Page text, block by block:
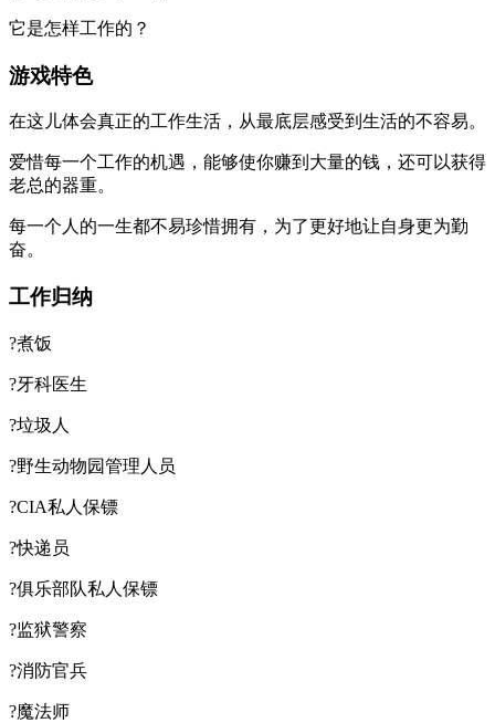
它是怎样工作的？
游戏特色
在这儿体会真正的工作生活，从最底层感受到生活的不容易。
爱惜每一个工作的机遇，能够使你赚到大量的钱，还可以获得
老总的器重。
每一个人的一生都不易珍惜拥有，为了更好地让自身更为勤
奋。
工作归纳
?煮饭
?牙科医生
?垃圾人
?野生动物园管理人员
?CIA私人保镖
?快递员
?俱乐部队私人保镖
?监狱警察
?消防官兵
?魔法师